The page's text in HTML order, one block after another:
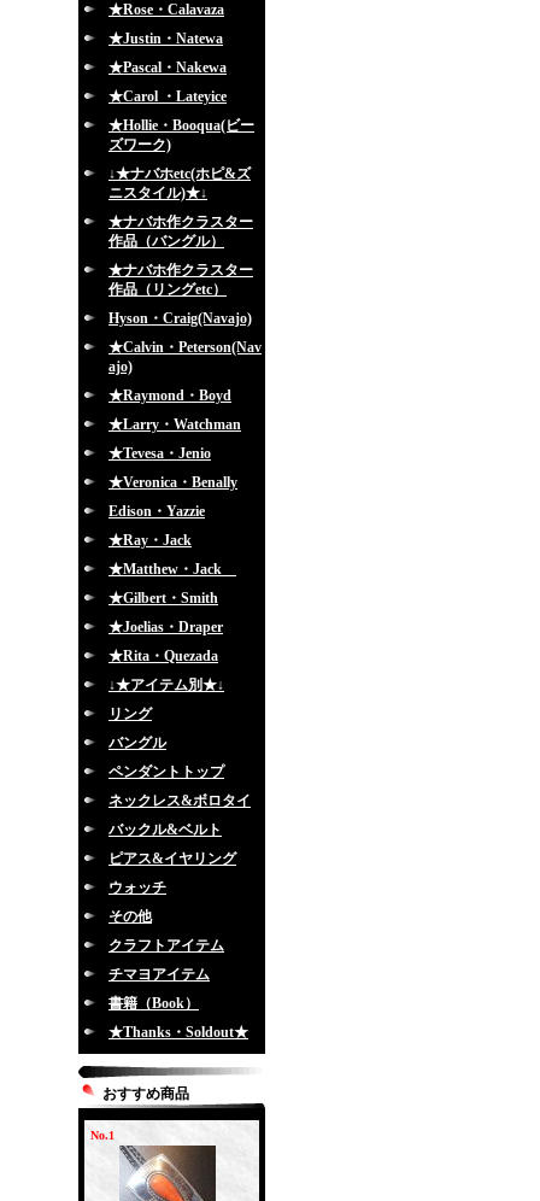
★Rose・Calavaza
★Justin・Natewa
★Pascal・Nakewa
★Carol ・Lateyice
★Hollie・Booqua(ビー
ズワーク)
↓★ナバホetc(ホピ&ズ
ニスタイル)★↓
★ナバホ作クラスター
作品（バングル）
★ナバホ作クラスター
作品（リングetc）
Hyson・Craig(Navajo)
★Calvin・Peterson(Nav
ajo)
★Raymond・Boyd
★Larry・Watchman
★Tevesa・Jenio
★Veronica・Benally
Edison・Yazzie
★Ray・Jack
★Matthew・Jack
★Gilbert・Smith
★Joelias・Draper
★Rita・Quezada
↓★アイテム別★↓
リング
バングル
ペンダントトップ
ネックレス&ボロタイ
バックル&ベルト
ピアス&イヤリング
ウォッチ
その他
クラフトアイテム
チマヨアイテム
書籍（Book）
★Thanks・Soldout★
おすすめ商品
No.1